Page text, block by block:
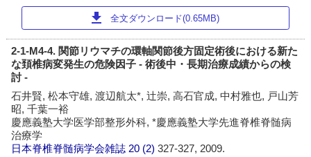
download 全文ダウンロード(0.65MB)
2-1-M4-4. 関節リウマチの環軸関節後方固定術後における新た
な頚椎病変発生の危険因子 - 術後中・長期治療成績からの検
討 -
石井賢, 松本守雄, 渡辺航太*, 辻崇, 高石官成, 中村雅也, 戸山芳
昭, 千葉一裕
慶應義塾大学医学部整形外科, *慶應義塾大学先進脊椎脊髄病
治療学
日本脊椎脊髄病学会雑誌 20 (2)327-327, 2009.